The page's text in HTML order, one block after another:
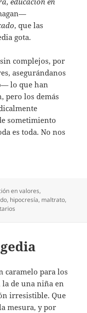
, que las
gota.
sin complejos, por
asegurándanos
lo que han
pero los demás
sometimiento
es toda. No nos
en valores,
, hipocresía, maltrato,
caramelo para los
de una niña en
irresistible. Que
mesura, y por